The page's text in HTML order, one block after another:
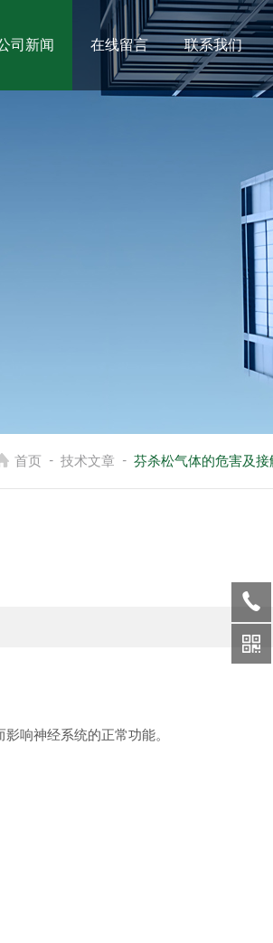
司新闻 在线留言 联系我们
首页 - 技术文章 - 芬杀松气体的危害及接
响神经系统的正常功能。